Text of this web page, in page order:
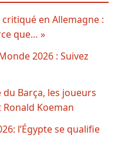
en Allemagne :
que… »
2026 : Suivez
Barça, les joueurs
Koeman
l’Égypte se qualifie